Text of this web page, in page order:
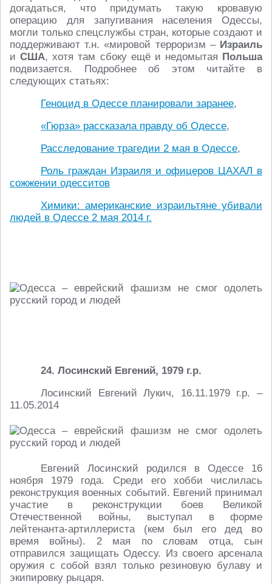
догадаться, что придумать такую кровавую
операцию для запугивания населения Одессы,
могли только спецслужбы стран, которые создают и
поддерживают т.н. «мировой терроризм – Израиль
иСША, хотя там сбоку ещё и недомытая Польша
подвизается. Подробнее об этом читайте в
следующих статьях:
Геноцид в Одессе планировали заранее,
«Гюрза» рассказала правду об Одессе,
Расследование трагедии 2 мая в Одессе,
Роль граждан Израиля и офицеров ЦАХАЛ в
сожжении одесситов
Химики: американские израильтяне убивали
людей в Одессе 2 мая 2014 г.
24. Лосинский Евгений, 1979 г.р.
Лосинский Евгений Лукич, 16.11.1979 г.р. –
11.05.2014
Евгений Лосинский родился в Одессе 16
ноября 1979 года. Среди его хобби числилась
реконструкция военных событий. Евгений принимал
участие в реконструкции боев Великой
Отечественной войны, выступал в форме
лейтенанта-артиллериста (кем был его дед во
время войны). 2 мая по словам отца, сын
отправился защищать Одессу. Из своего арсенала
оружия с собой взял только резиновую булаву и
экипировку рыцаря.